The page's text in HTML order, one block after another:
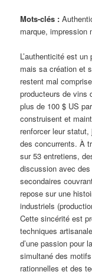
Mots-clés :
marque, impression
L’authenticité est
mais sa création et
restent mal
producteurs de vins
plus de 100 $ US
construisent et
renforcer leur
des concurrents. À
sur 53 entretiens,
discussion avec
secondaires
repose sur une
industriels
Cette sincérité est
techniques
d’une passion pour
simultané des
rationnelles et des